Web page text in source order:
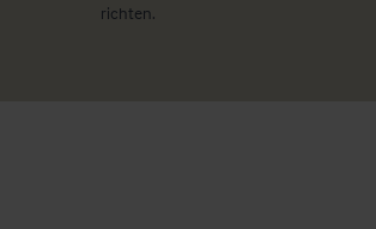
richten.